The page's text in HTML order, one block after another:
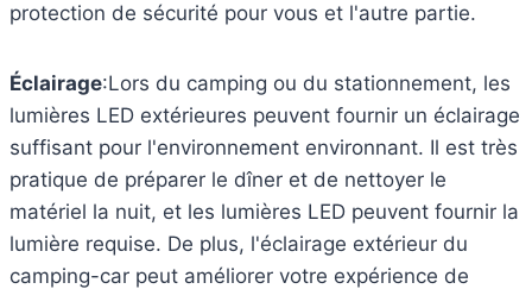
protection de sécurité pour vous et l'autre partie.
Éclairage:Lors du camping ou du stationnement, les
lumières LED extérieures peuvent fournir un éclairage
suffisant pour l'environnement environnant. Il est très
pratique de préparer le dîner et de nettoyer le
matériel la nuit, et les lumières LED peuvent fournir la
lumière requise. De plus, l'éclairage extérieur du
camping-car peut améliorer votre expérience de